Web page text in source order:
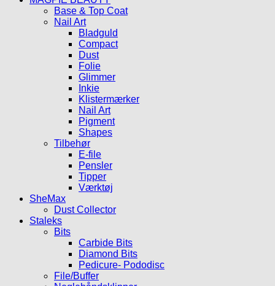
Base & Top Coat
Nail Art
Bladguld
Compact
Dust
Folie
Glimmer
Inkie
Klistermærker
Nail Art
Pigment
Shapes
Tilbehør
E-file
Pensler
Tipper
Værktøj
SheMax
Dust Collector
Staleks
Bits
Carbide Bits
Diamond Bits
Pedicure- Pododisc
File/Buffer